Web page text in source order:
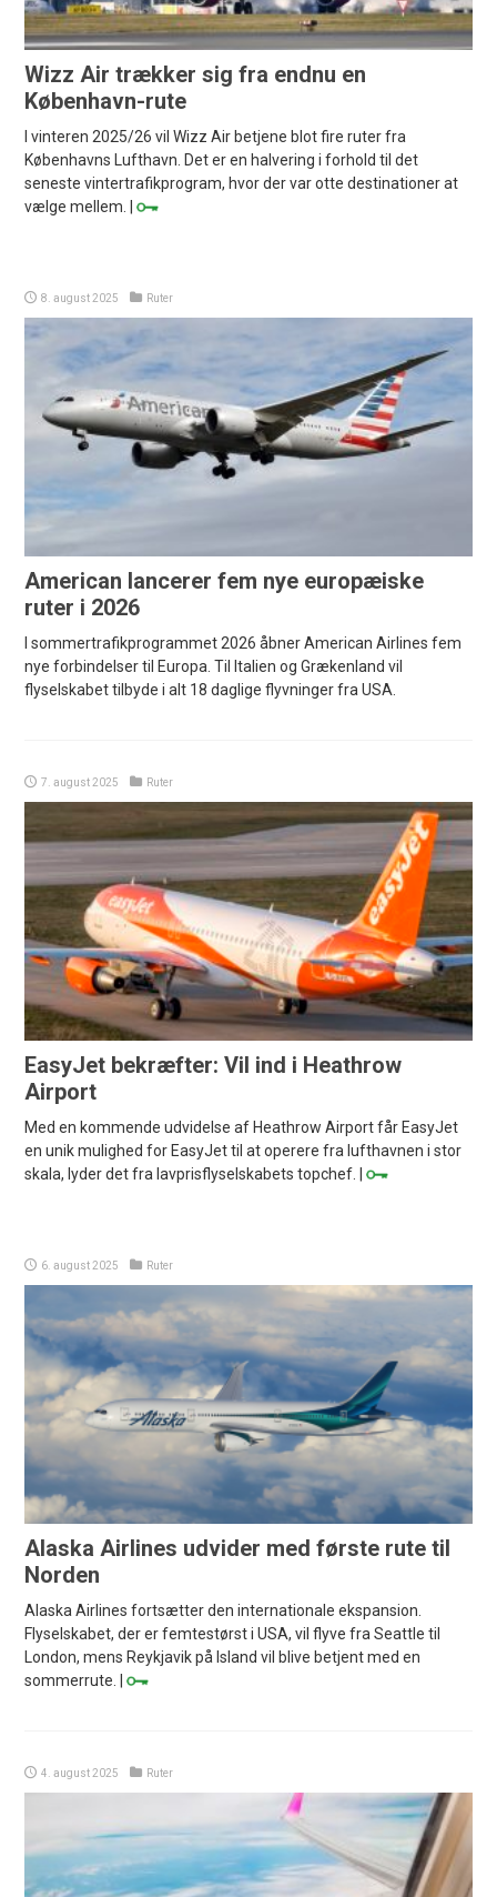
Wizz Air trækker sig fra endnu en
København-rute
I vinteren 2025/26 vil Wizz Air betjene blot fire ruter fra
Københavns Lufthavn. Det er en halvering i forhold til det
seneste vintertrafikprogram, hvor der var otte destinationer at
vælge mellem. |
8. august 2025 Ruter
American lancerer fem nye europæiske
ruter i 2026
I sommertrafikprogrammet 2026 åbner American Airlines fem
nye forbindelser til Europa. Til Italien og Grækenland vil
flyselskabet tilbyde i alt 18 daglige flyvninger fra USA.
7. august 2025 Ruter
EasyJet bekræfter: Vil ind i Heathrow
Airport
Med en kommende udvidelse af Heathrow Airport får EasyJet
en unik mulighed for EasyJet til at operere fra lufthavnen i stor
skala, lyder det fra lavprisflyselskabets topchef. |
6. august 2025 Ruter
Alaska Airlines udvider med første rute til
Norden
Alaska Airlines fortsætter den internationale ekspansion.
Flyselskabet, der er femtestørst i USA, vil flyve fra Seattle til
London, mens Reykjavik på Island vil blive betjent med en
sommerrute. |
4. august 2025 Ruter